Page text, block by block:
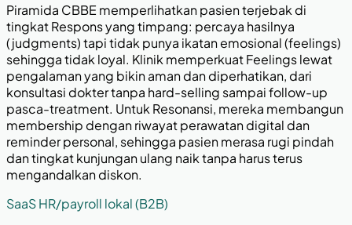
Piramida CBBE memperlihatkan pasien terjebak di
tingkat Respons yang timpang: percaya hasilnya
(judgments) tapi tidak punya ikatan emosional (feelings)
sehingga tidak loyal. Klinik memperkuat Feelings lewat
pengalaman yang bikin aman dan diperhatikan, dari
konsultasi dokter tanpa hard-selling sampai follow-up
pasca-treatment. Untuk Resonansi, mereka membangun
membership dengan riwayat perawatan digital dan
reminder personal, sehingga pasien merasa rugi pindah
dan tingkat kunjungan ulang naik tanpa harus terus
mengandalkan diskon.
SaaS HR/payroll lokal (B2B)